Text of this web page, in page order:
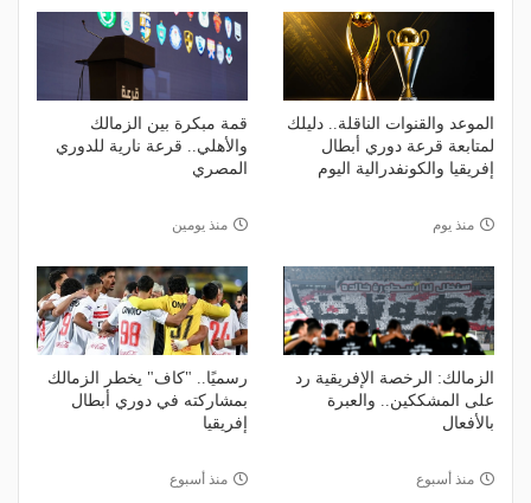
الموعد والقنوات الناقلة.. دليلك
لمتابعة قرعة دوري أبطال
إفريقيا والكونفدرالية اليوم
منذ يوم
قمة مبكرة بين الزمالك
والأهلي.. قرعة نارية للدوري
المصري
منذ يومين
الزمالك: الرخصة الإفريقية رد
على المشككين.. والعبرة
بالأفعال
منذ أسبوع
رسميًا.. "كاف" يخطر الزمالك
بمشاركته في دوري أبطال
إفريقيا
منذ أسبوع